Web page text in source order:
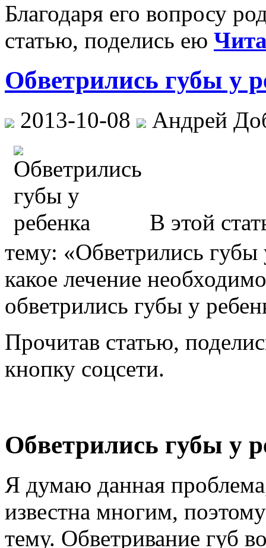
Благодаря его вопросу
статью, поделись ею
Обветрились губы у
2013-10-08 Андрей
В этой
тему: «Обветрились губы
какое лечение
обветрились губы у
Прочитав статью,
кнопку соцсети.
Обветрились губы у
Я думаю данная
известна многим,
тему. Обветривание губ